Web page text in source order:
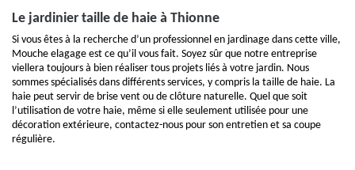
Le jardinier taille de haie à Thionne
Si vous êtes à la recherche d’un professionnel en jardinage dans cette ville,
Mouche elagage est ce qu’il vous fait. Soyez sûr que notre entreprise
viellera toujours à bien réaliser tous projets liés à votre jardin. Nous
sommes spécialisés dans différents services, y compris la taille de haie. La
haie peut servir de brise vent ou de clôture naturelle. Quel que soit
l’utilisation de votre haie, même si elle seulement utilisée pour une
décoration extérieure, contactez-nous pour son entretien et sa coupe
régulière.